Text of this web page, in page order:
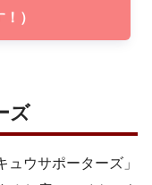
）
ズ
ウサポーターズ」